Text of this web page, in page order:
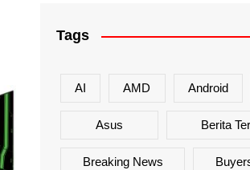
Tags
AI AMD Android
Asus Berita
Breaking News